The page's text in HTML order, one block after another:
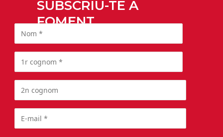
SUBSCRIU-TE A
FOMENT